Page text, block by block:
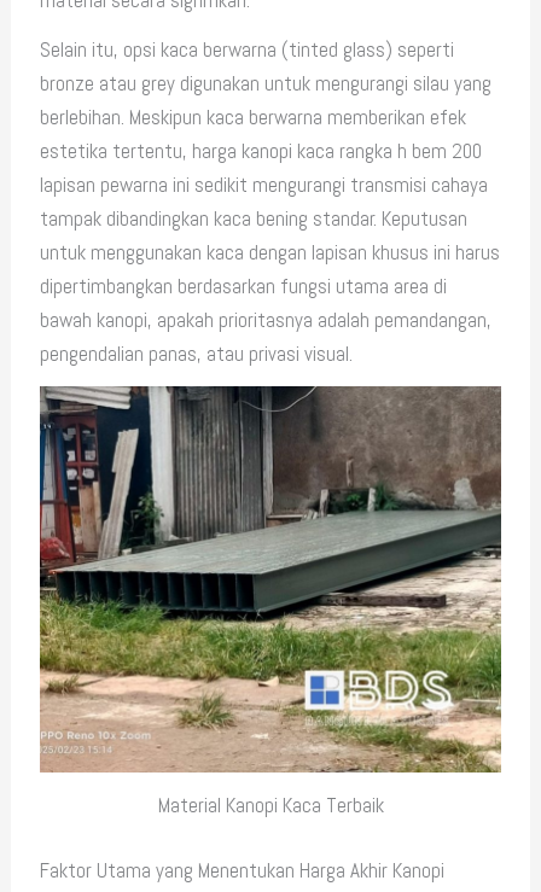
Selain itu, opsi kaca berwarna (tinted glass) seperti
bronze atau grey digunakan untuk mengurangi silau yang
berlebihan. Meskipun kaca berwarna memberikan efek
estetika tertentu, harga kanopi kaca rangka h bem 200
lapisan pewarna ini sedikit mengurangi transmisi cahaya
tampak dibandingkan kaca bening standar. Keputusan
untuk menggunakan kaca dengan lapisan khusus ini harus
dipertimbangkan berdasarkan fungsi utama area di
bawah kanopi, apakah prioritasnya adalah pemandangan,
pengendalian panas, atau privasi visual.
Material Kanopi Kaca Terbaik
Faktor Utama yang Menentukan Harga Akhir Kanopi